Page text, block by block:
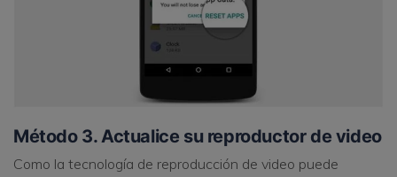
Método 3. Actualice su reproductor de video
Como la tecnología de reproducción de video puede